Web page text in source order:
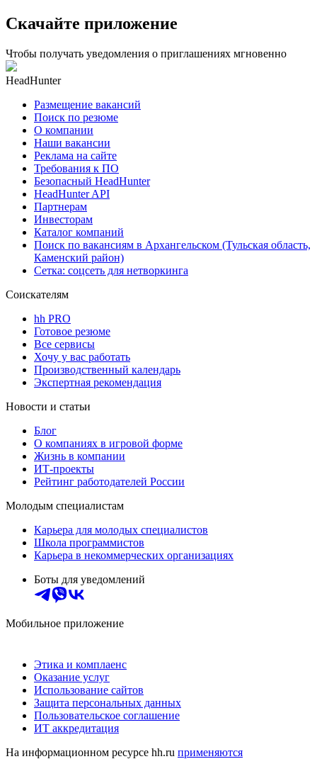
Скачайте приложение
Чтобы получать уведомления о приглашениях мгновенно
HeadHunter
Размещение вакансий
Поиск по резюме
О компании
Наши вакансии
Реклама на сайте
Требования к ПО
Безопасный HeadHunter
HeadHunter API
Партнерам
Инвесторам
Каталог компаний
Поиск по вакансиям в Архангельском (Тульская область,
Каменский район)
Сетка: соцсеть для нетворкинга
Соискателям
hh PRO
Готовое резюме
Все сервисы
Хочу у вас работать
Производственный календарь
Экспертная рекомендация
Новости и статьи
Блог
О компаниях в игровой форме
Жизнь в компании
ИТ-проекты
Рейтинг работодателей России
Молодым специалистам
Карьера для молодых специалистов
Школа программистов
Карьера в некоммерческих организациях
Боты для уведомлений
Мобильное приложение
Этика и комплаенс
Оказание услуг
Использование сайтов
Защита персональных данных
Пользовательское соглашение
ИТ аккредитация
На информационном ресурсе hh.ru применяются